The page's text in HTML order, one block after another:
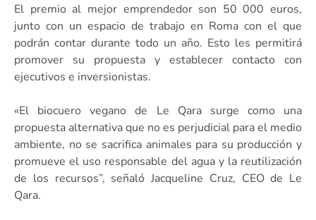
El premio al mejor emprendedor son 50 000 euros,
junto con un espacio de trabajo en Roma con el que
podrán contar durante todo un año. Esto les permitirá
promover su propuesta y establecer contacto con
ejecutivos e inversionistas.
«El biocuero vegano de Le Qara surge como una
propuesta alternativa que no es perjudicial para el medio
ambiente, no se sacrifica animales para su producción y
promueve el uso responsable del agua y la reutilización
de los recursos”, señaló Jacqueline Cruz, CEO de Le
Qara.